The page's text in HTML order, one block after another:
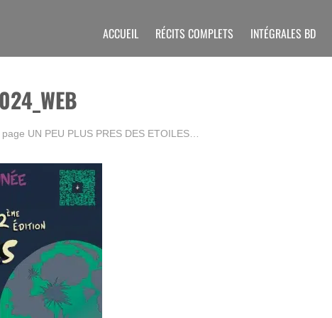
ACCUEIL RÉCITS COMPLETS INTÉGRALES BD
UN PEU PLUS PRES DES ETOILES…